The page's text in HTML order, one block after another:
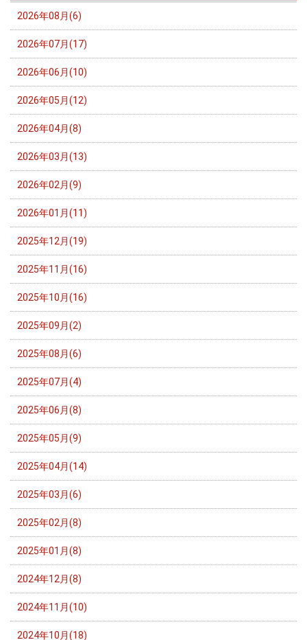
2026年08月(6)
2026年07月(17)
2026年06月(10)
2026年05月(12)
2026年04月(8)
2026年03月(13)
2026年02月(9)
2026年01月(11)
2025年12月(19)
2025年11月(16)
2025年10月(16)
2025年09月(2)
2025年08月(6)
2025年07月(4)
2025年06月(8)
2025年05月(9)
2025年04月(14)
2025年03月(6)
2025年02月(8)
2025年01月(8)
2024年12月(8)
2024年11月(10)
2024年10月(18)